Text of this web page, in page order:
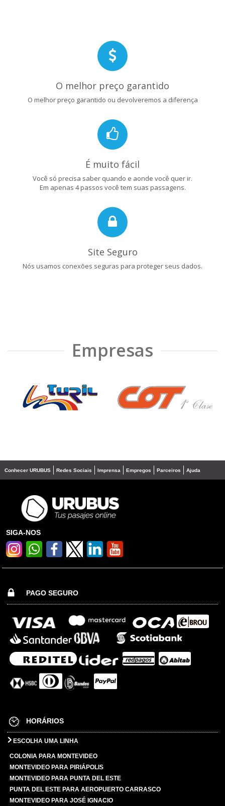
O melhor preço garantido
O melhor preço garantido ou devolveremos a diferença
É muito fácil
Você só precisa saber quando e aonde você quer ir.
Em apenas 4 passos você tem suas passagens.
Site Seguro
Nós usamos conexões seguras para proteger seus dados.
Empresas
❮ ❯
Conhecer URUBUS Redes Sociais Imprensa Empregos Parceiros Ajuda
SIGA-NOS
PAGO SEGURO
HORÁRIOS
ESCOLHA UMA LINHA
COLONIA PARA MONTEVIDEO
MONTEVIDEO PARA PIRIÁPOLIS
MONTEVIDEO PARA PUNTA DEL ESTE
PUNTA DEL ESTE PARA AEROPUERTO CARRASCO
MONTEVIDEO PARA JOSÉ IGNACIO